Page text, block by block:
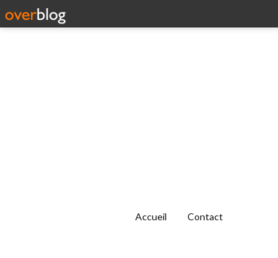
Accueil Contact